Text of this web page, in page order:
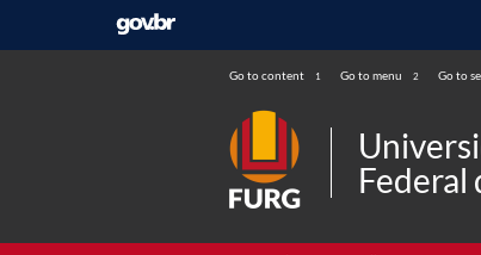
Go to content 1 Go to menu 2 Go to
Federal